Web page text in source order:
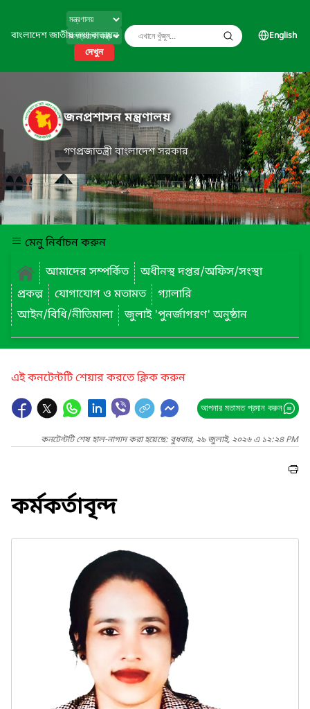
বাংলাদেশ জাতীয় তথ্য বাতায়ন
দেখুন
English
জনপ্রশাসন মন্ত্রণালয়
গণপ্রজাতন্ত্রী বাংলাদেশ সরকার
মেনু নির্বাচন করুন
আমাদের সম্পর্কিত
অধীনস্থ দপ্তর/অফিস/সংস্থা
প্রকল্প
যোগাযোগ ও মতামত
গ্যালারি
আইন/বিধি/নীতিমালা
জুলাই 'পুনর্জাগরণ' অনুষ্ঠান
এই কনটেন্টটি শেয়ার করতে ক্লিক করুন
আপনার মতামত প্রদান করুন
কনটেন্টটি শেষ হাল-নাগাদ করা হয়েছে: বুধবার, ২৯ জুলাই, ২০২৬ এ ১২:২৪ PM
কর্মকর্তাবৃন্দ